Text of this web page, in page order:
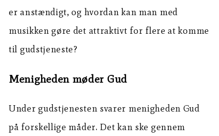
er anstændigt, og hvordan kan man med
musikken gøre det attraktivt for flere at komme
til gudstjeneste?
Menigheden møder Gud
Under gudstjenesten svarer menigheden Gud
på forskellige måder. Det kan ske gennem